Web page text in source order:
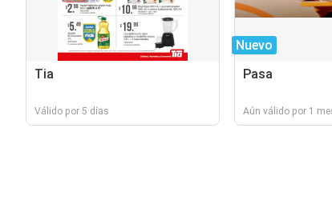
Tia
Válido por 5 días
Nuevo
Pasa
Aún válido por 1